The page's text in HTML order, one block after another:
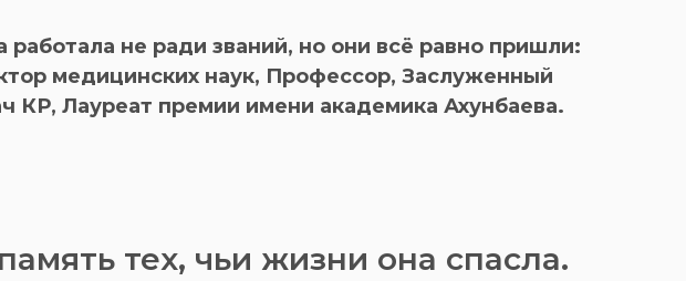
работала не ради званий, но они всё равно пришли:
медицинских наук, Профессор, Заслуженный
КР, Лауреат премии имени академика Ахунбаева.
тех, чьи жизни она спасла.